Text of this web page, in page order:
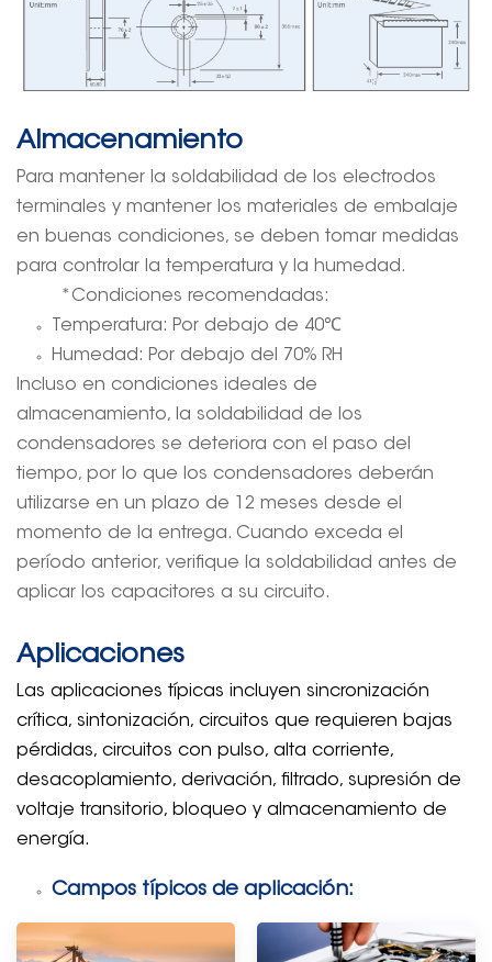
Almacenamiento
Para mantener la soldabilidad de los electrodos
terminales y mantener los materiales de embalaje
en buenas condiciones, se deben tomar medidas
para controlar la temperatura y la humedad.
*Condiciones recomendadas:
Temperatura: Por debajo de 40℃
Humedad: Por debajo del 70% RH
Incluso en condiciones ideales de
almacenamiento, la soldabilidad de los
condensadores se deteriora con el paso del
tiempo, por lo que los condensadores deberán
utilizarse en un plazo de 12 meses desde el
momento de la entrega. Cuando exceda el
período anterior, verifique la soldabilidad antes de
aplicar los capacitores a su circuito.
Aplicaciones
Las aplicaciones típicas incluyen sincronización
crítica, sintonización, circuitos que requieren bajas
pérdidas, circuitos con pulso, alta corriente,
desacoplamiento, derivación, filtrado, supresión de
voltaje transitorio, bloqueo y almacenamiento de
energía.
Campos típicos de aplicación: